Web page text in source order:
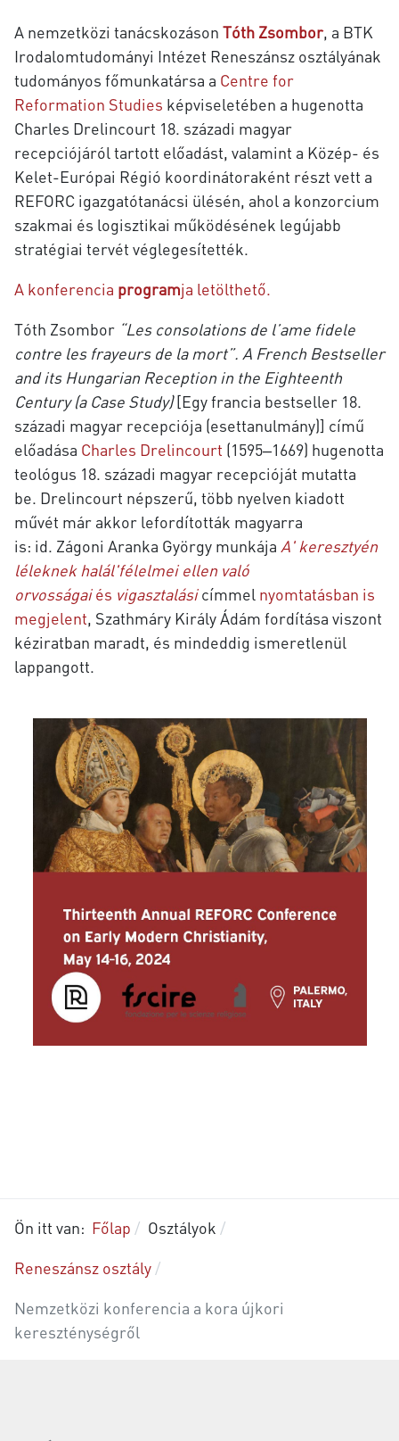
A nemzetközi tanácskozáson Tóth Zsombor, a BTK
Irodalomtudományi Intézet Reneszánsz osztályának
tudományos főmunkatársa a Centre for
Reformation Studies képviseletében a hugenotta
Charles Drelincourt 18. századi magyar
recepciójáról tartott előadást, valamint a Közép- és
Kelet-Európai Régió koordinátoraként részt vett a
REFORC igazgatótanácsi ülésén, ahol a konzorcium
szakmai és logisztikai működésének legújabb
stratégiai tervét véglegesítették.
A konferencia programja letölthető.
Tóth Zsombor“Les consolations de l’ame fidele
contre les frayeurs de la mort”. A French Bestseller
and its Hungarian Reception in the Eighteenth
Century (a Case Study)[Egy francia bestseller 18.
századi magyar recepciója (esettanulmány)] című
előadása Charles Drelincourt (1595‒1669) hugenotta
teológus 18. századi magyar recepcióját mutatta
be. Drelincourt népszerű, több nyelven kiadott
művét már akkor lefordították magyarra
is: id. Zágoni Aranka György munkája A' keresztyén
léleknek halál'félelmei ellen való
orvosságaiés vigasztalási címmel nyomtatásban is
megjelent, Szathmáry Király Ádám fordítása viszont
kéziratban maradt, és mindeddig ismeretlenül
lappangott.
Ön itt van: Főlap
Osztályok
Reneszánsz osztály
Nemzetközi konferencia a kora újkori
kereszténységről